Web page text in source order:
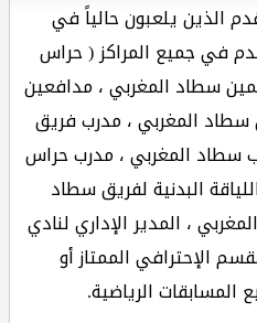
الذين يلعبون حالياً في
في جميع المراكز ( حراس
سطاد المغربي ، مدافعين
المغربي ، مدرب فريق
سطاد المغربي ، مدرب حراس
البدنية لفريق سطاد
، المدير الإداري لنادي
الإحترافي الممتاز أو
المسابقات الرياضية.